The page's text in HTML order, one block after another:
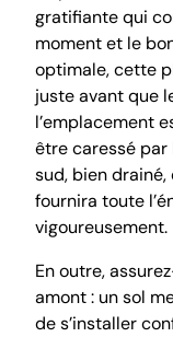
gratifiante qui
moment et le
optimale, cette
juste avant que
l’emplacement
être caressé par
sud, bien
fournira toute
vigoureusement.
En outre,
amont : un sol
de s’installer